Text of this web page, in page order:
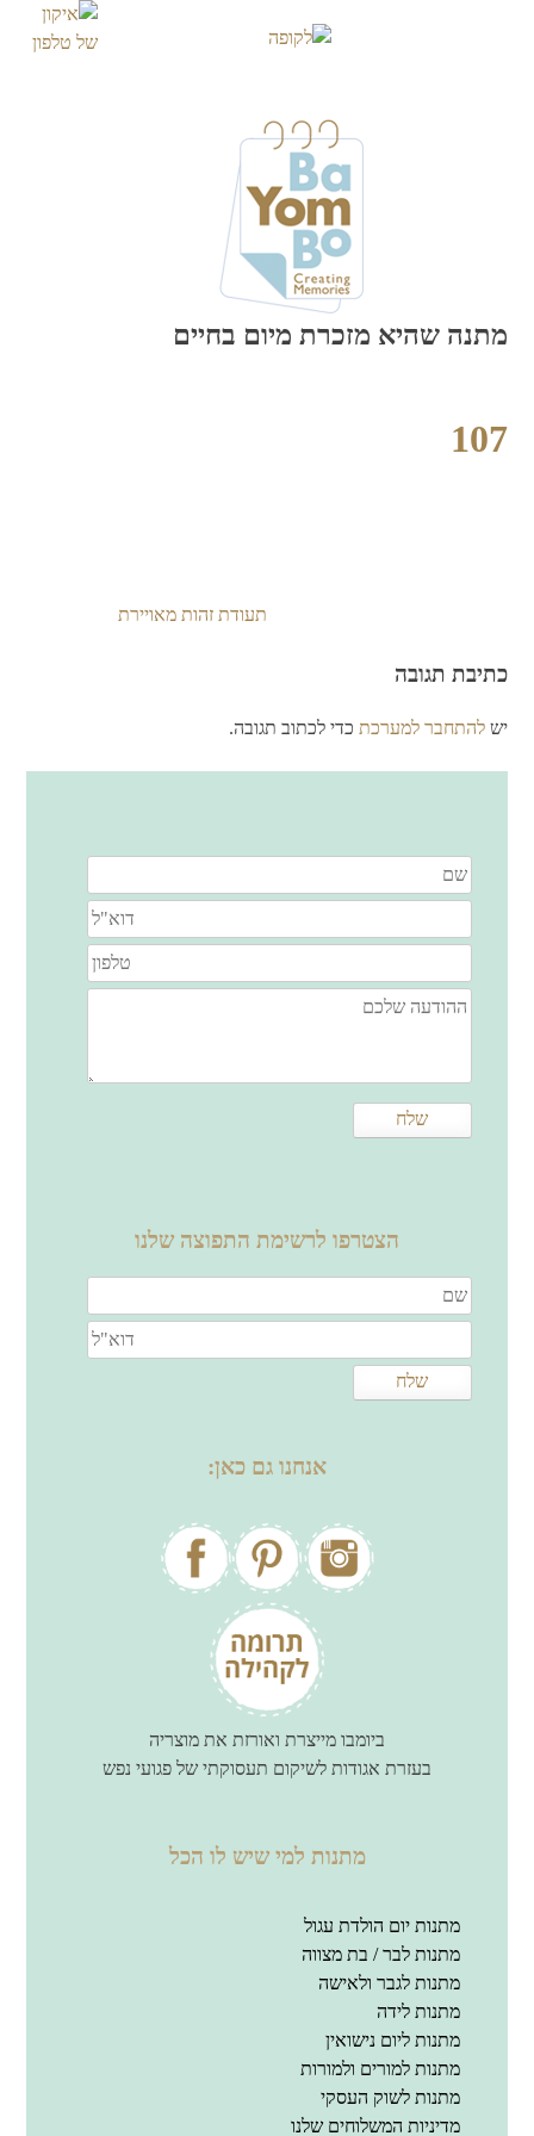
מתנה שהיא מזכרת מיום בחיים
107
תעודת זהות מאויירת
כתיבת תגובה
ישלהתחבר למערכת כדי לכתוב תגובה.
הצטרפו לרשימת התפוצה שלנו
אנחנו גם כאן:
ביומבו מייצרת ואורזת את מוצריה
בעזרת אגודות לשיקום תעסוקתי של פגועי נפש
מתנות למי שיש לו הכל
מתנות יום הולדת עגול
מתנות לבר / בת מצווה
מתנות לגבר ולאישה
מתנות לידה
מתנות ליום נישואין
מתנות למורים ולמורות
מתנות לשוק העסקי
מדיניות המשלוחים שלנו